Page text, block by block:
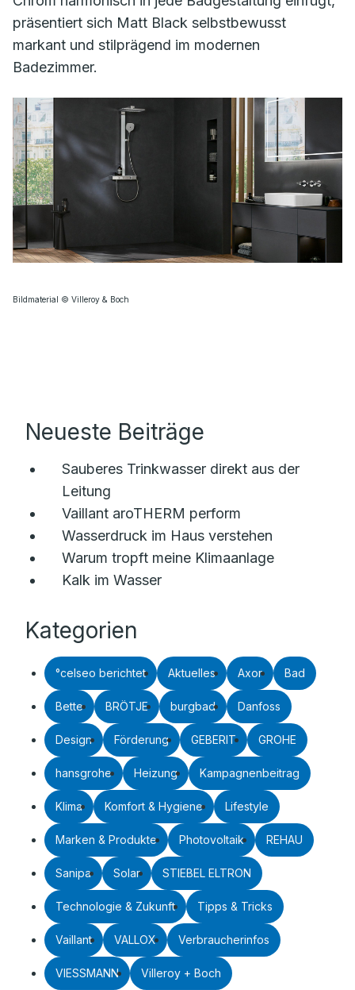
präsentiert sich Matt Black selbstbewusst
markant und stilprägend im modernen
Badezimmer.
Bildmaterial © Villeroy & Boch
Neueste Beiträge
Sauberes Trinkwasser direkt aus der
Leitung
Vaillant aroTHERM perform
Wasserdruck im Haus verstehen
Warum tropft meine Klimaanlage
Kalk im Wasser
Kategorien
°celseo berichtet Aktuelles Axor Bad
Bette BRÖTJE burgbad Danfoss
Design Förderung GEBERIT GROHE
hansgrohe Heizung Kampagnenbeitrag
Klima Komfort & Hygiene Lifestyle
Marken & Produkte Photovoltaik REHAU
Sanipa Solar STIEBEL ELTRON
Technologie & Zukunft Tipps & Tricks
Vaillant VALLOX Verbraucherinfos
VIESSMANN Villeroy + Boch